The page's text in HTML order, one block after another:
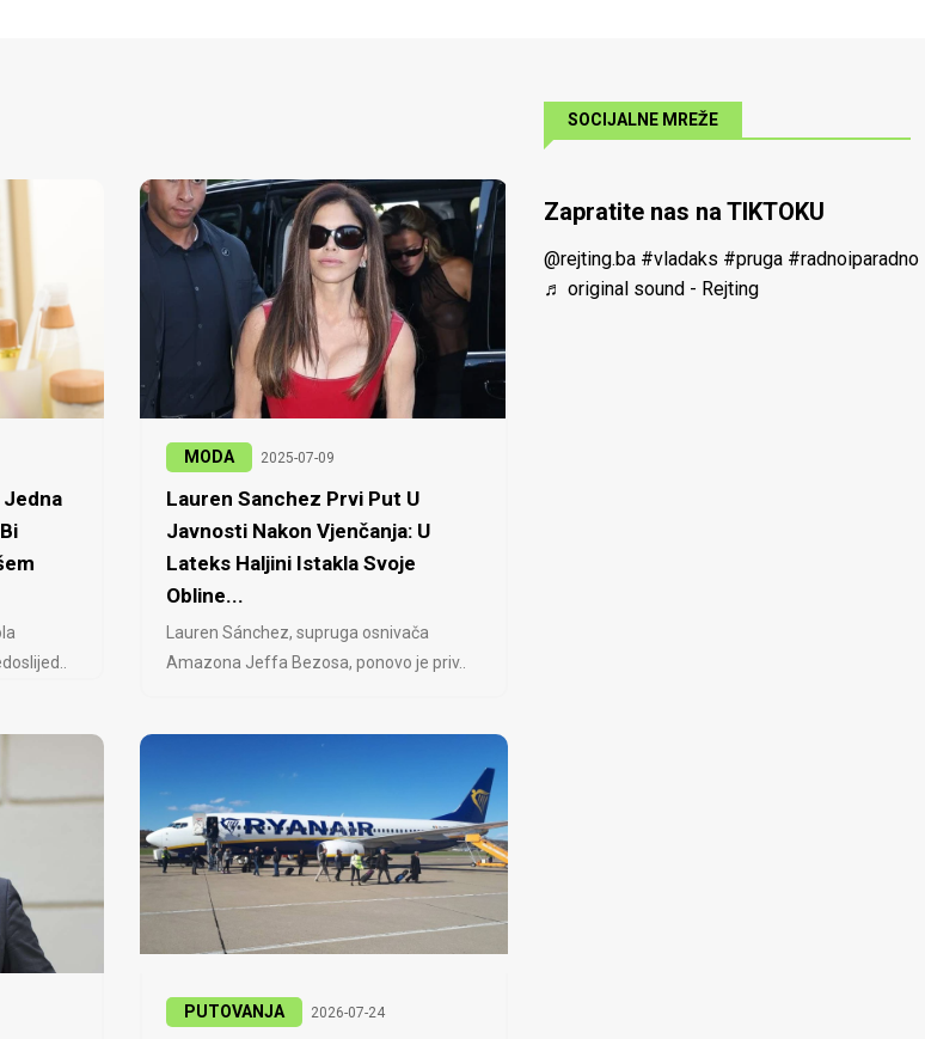
Jedna
MODA 2025-07-09
Lauren Sanchez Prvi Put U
Javnosti Nakon Vjenčanja: U
Lateks Haljini Istakla Svoje
Obline...
Lauren Sánchez, supruga osnivača
Amazona Jeffa Bezosa, ponovo je priv..
PUTOVANJA 2026-07-24
SOCIJALNE MREŽE
Zapratite nas na TIKTOKU
@rejting.ba #vladaks #pruga #radnoiparadno
♬ original sound - Rejting